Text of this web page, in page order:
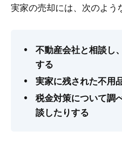
実家の売却には、次のよう
不動産会社と相談し
する
実家に残された不用
税金対策について調
談したりする